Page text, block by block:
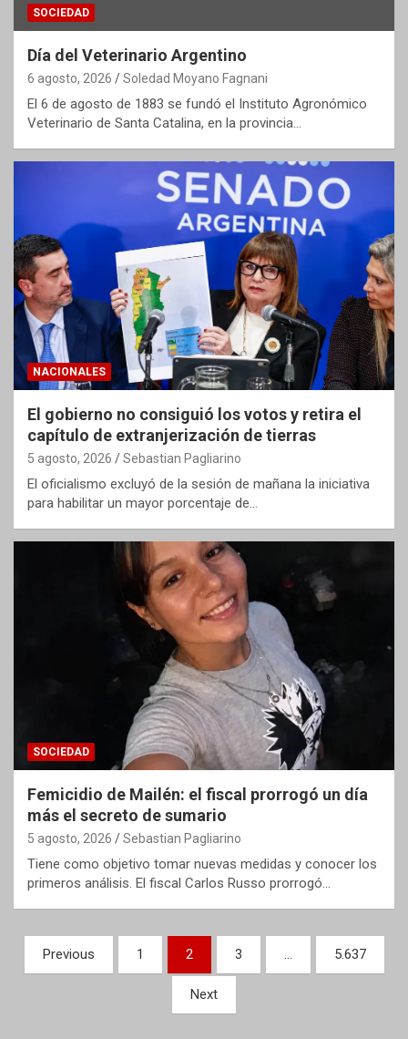
SOCIEDAD
Día del Veterinario Argentino
6 agosto, 2026 Soledad Moyano Fagnani
El 6 de agosto de 1883 se fundó el Instituto Agronómico
Veterinario de Santa Catalina, en la provincia…
NACIONALES
El gobierno no consiguió los votos y retira el
capítulo de extranjerización de tierras
5 agosto, 2026 Sebastian Pagliarino
El oficialismo excluyó de la sesión de mañana la iniciativa
para habilitar un mayor porcentaje de…
SOCIEDAD
Femicidio de Mailén: el fiscal prorrogó un día
más el secreto de sumario
5 agosto, 2026 Sebastian Pagliarino
Tiene como objetivo tomar nuevas medidas y conocer los
primeros análisis. El fiscal Carlos Russo prorrogó…
Paginación
de
Previous 1 2 3 … 5.637
Next